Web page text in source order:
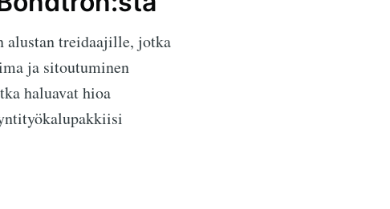
alustan treidaajille, jotka
ja sitoutuminen
haluavat hioa